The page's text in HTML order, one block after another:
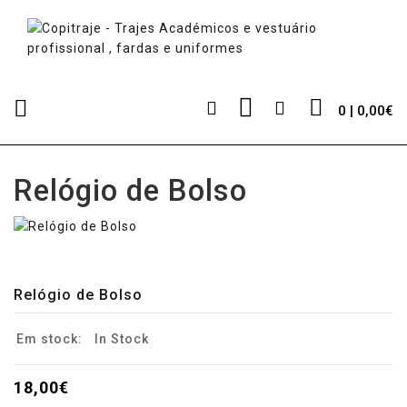
0 | 0,00€
Relógio de Bolso
Relógio de Bolso
Em stock: In Stock
18,00€